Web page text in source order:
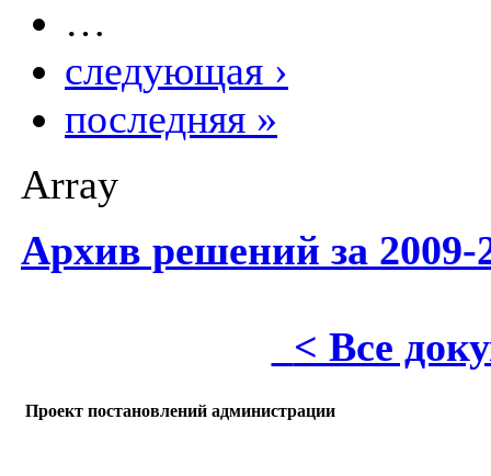
…
следующая ›
последняя »
Array
Архив решений за 2009-
< Все
Проект постановлений администрации